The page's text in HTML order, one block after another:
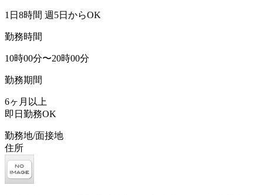
1日8時間 週5日からOK
勤務時間
10時00分〜20時00分
勤務期間
6ヶ月以上
即日勤務OK
勤務地/面接地
住所